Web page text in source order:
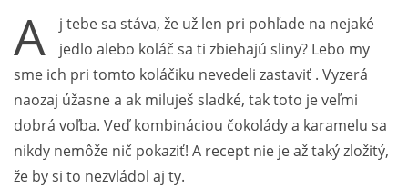
A
j tebe sa stáva, že už len pri pohľade na nejaké
jedlo alebo koláč sa ti zbiehajú sliny? Lebo my
sme ich pri tomto koláčiku nevedeli zastaviť . Vyzerá
naozaj úžasne a ak miluješ sladké, tak toto je veľmi
dobrá voľba. Veď kombináciou čokolády a karamelu sa
nikdy nemôže nič pokaziť! A recept nie je až taký zložitý,
že by si to nezvládol aj ty.